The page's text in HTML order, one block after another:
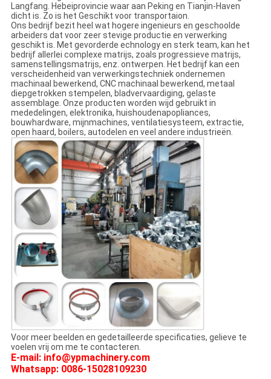
Langfang. Hebeiprovincie waar aan Peking en Tianjin-Haven
dicht is. Zo is het Geschikt voor transportaion.
Ons bedrijf bezit heel wat hogere ingenieurs en geschoolde
arbeiders dat voor zeer stevige productie en verwerking
geschikt is. Met gevorderde echnology en sterk team, kan het
bedrijf allerlei complexe matrijs, zoals progressieve matrijs,
samenstellingsmatrijs, enz. ontwerpen. Het bedrijf kan een
verscheidenheid van verwerkingstechniek ondernemen
machinaal bewerkend, CNC machinaal bewerkend, metaal
diepgetrokken stempelen, bladvervaardiging, gelaste
assemblage. Onze producten worden wijd gebruikt in
mededelingen, elektronika, huishoudenapopliances,
bouwhardware, mijnmachines, ventilatiesysteem, extractie,
open haard, boilers, autodelen en veel andere industrieën.
Voor meer beelden en gedetailleerde specificaties, gelieve te
voelen vrij om me te contacteren.
E-mail: info@ypmachinery.com
Whatsapp: 0086-15028109230